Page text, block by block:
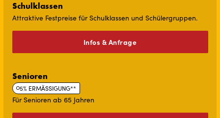
Schulklassen
Attraktive Festpreise für Schulklassen und Schülergruppen.
Infos & Anfrage
Senioren
5% ERMÄSSIGUNG**
Für Senioren ab 65 Jahren